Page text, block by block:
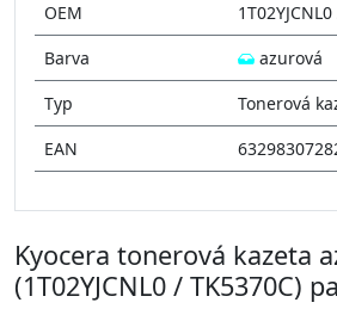
OEM
Barva
azurová
Typ
Tonerová
EAN
Kyocera tonerová kazeta
(1T02YJCNL0 / TK5370C)